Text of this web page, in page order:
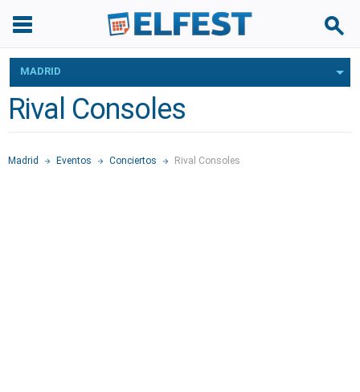
MADRID
Rival Consoles
Madrid Eventos Conciertos Rival Consoles